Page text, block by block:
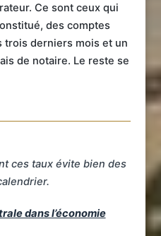
Ce sont ceux qui
des comptes
derniers mois et un
de notaire. Le reste se
ces taux évite bien des
dans l’économie